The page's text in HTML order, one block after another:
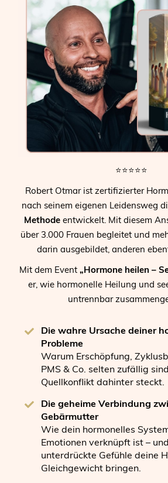
⭐⭐⭐⭐⭐
Robert Otmar ist zertifizierter
nach seinem eigenen Leidensweg
Methode entwickelt. Mit diesem
über 3.000 Frauen begleitet und
darin ausgebildet, anderen
Mit dem Event „Hormone heilen –
er, wie hormonelle Heilung und
untrennbar
Die wahre Ursache deiner
Probleme
Warum Erschöpfung,
PMS & Co. selten zufällig
Quellkonflikt dahinter steckt.
Die geheime Verbindung
Gebärmutter
Wie dein hormonelles
Emotionen verknüpft ist –
unterdrückte Gefühle deine
Gleichgewicht bringen.